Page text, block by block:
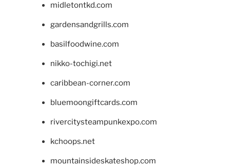
midletontkd.com
gardensandgrills.com
basilfoodwine.com
nikko-tochigi.net
caribbean-corner.com
bluemoongiftcards.com
rivercitysteampunkexpo.com
kchoops.net
mountainsideskateshop.com